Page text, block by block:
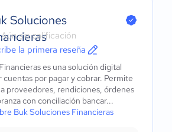
Soluciones
Aún sin calificación
la primera reseña
es una solución digital
cuentas por pagar y cobrar. Permite
proveedores, rendiciones, órdenes
con conciliación bancar...
Buk Soluciones Financieras